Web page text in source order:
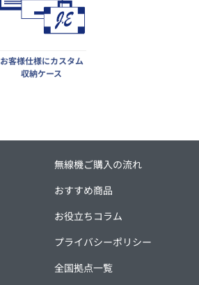
お客様仕様にカスタム
収納ケース
無線機ご購入の流れ
おすすめ商品
お役立ちコラム
プライバシーポリシー
全国拠点一覧